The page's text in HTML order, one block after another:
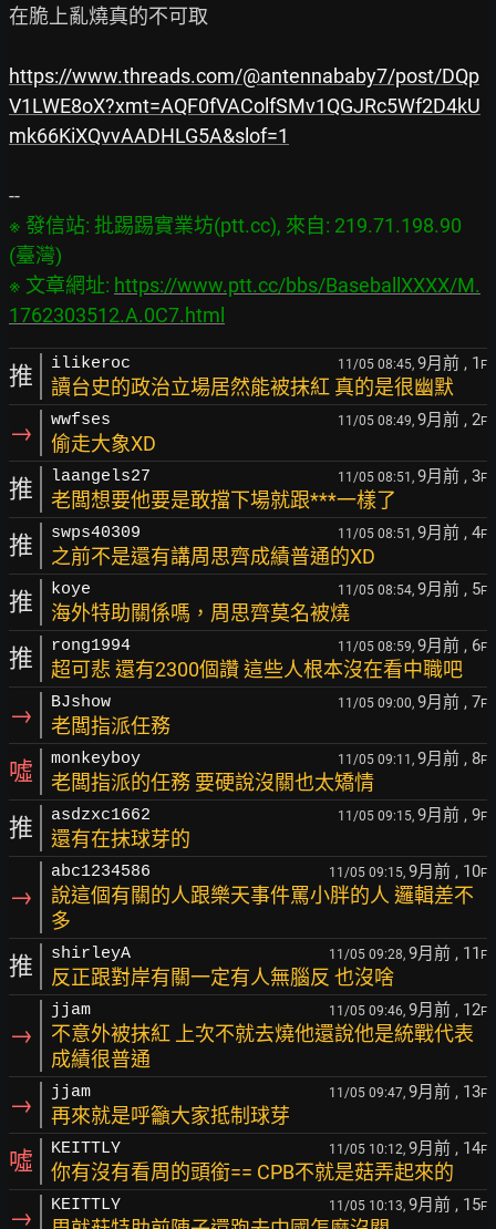
在脆上亂燒真的不可取
https://www.threads.com/@antennababy7/post/DQp
V1LWE8oX?xmt=AQF0fVAColfSMv1QGJRc5Wf2D4kU
mk66KiXQvvAADHLG5A&slof=1
※ 發信站: 批踢踢實業坊(ptt.cc), 來自: 219.71.198.90
(臺灣)
※ 文章網址: https://www.ptt.cc/bbs/BaseballXXXX/M.
1762303512.A.0C7.html
推 ilikeroc 11/05 08:45, 9月前 , 1 F
讀台史的政治立場居然能被抹紅 真的是很幽默
→ wwfses 11/05 08:49, 9月前 , 2F
偷走大象XD
推 laangels27 11/05 08:51, 9月前 , 3F
老闆想要他要是敢擋下場就跟***一樣了
推 swps40309 11/05 08:51, 9月前 , 4F
之前不是還有講周思齊成績普通的XD
推 koye 11/05 08:54, 9月前 , 5F
海外特助關係嗎，周思齊莫名被燒
推 rong1994 11/05 08:59, 9月前 , 6F
超可悲 還有2300個讚 這些人根本沒在看中職吧
→ BJshow 11/05 09:00, 9月前 , 7F
老闆指派任務
噓 monkeyboy 11/05 09:11, 9月前 , 8F
老闆指派的任務 要硬說沒關也太矯情
推 asdzxc1662 11/05 09:15, 9月前 , 9F
還有在抹球芽的
→
abc1234586 11/05 09:15, 9月前 , 10F
說這個有關的人跟樂天事件罵小胖的人 邏輯差不
多
推 shirleyA 11/05 09:28, 9月前 , 11 F
反正跟對岸有關一定有人無腦反 也沒啥
→
jjam 11/05 09:46, 9月前 , 12F
不意外被抹紅 上次不就去燒他還說他是統戰代表
成績很普通
→ jjam 11/05 09:47, 9月前 , 13F
再來就是呼籲大家抵制球芽
噓 KEITTLY 11/05 10:12, 9月前 , 14F
你有沒有看周的頭銜== CPB不就是菇弄起來的
→ KEITTLY 11/05 10:13, 9月前 , 15F